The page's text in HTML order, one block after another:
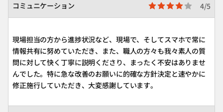
コミュニケーション 4/5
現場担当の方から進捗状況など、現場で、そしてスマホで常に
情報共有に努めていただき、また、職人の方々も我々素人の質
問に対して快く丁寧に説明くださり、まったく不安はありませ
んでした。特に急な改善のお願いに的確な方針決定と速やかに
修正施行していただき、大変感謝しています。